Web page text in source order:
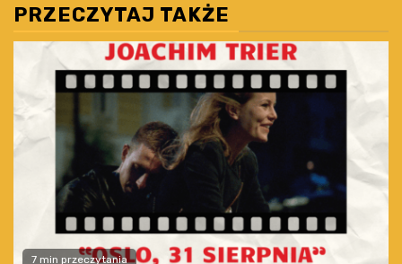
PRZECZYTAJ TAKŻE
7 min przeczytania